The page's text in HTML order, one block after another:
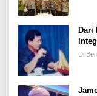
Dari
Di